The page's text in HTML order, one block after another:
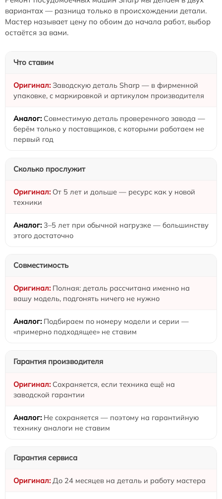
вариантах — разница только в происхождении детали.
Мастер называет цену по обоим до начала работ, выбор
остаётся за вами.
Что ставим
Заводскую деталь Sharp — в фирменной
упаковке, с маркировкой и артикулом производителя
Совместимую деталь проверенного завода —
берём только у поставщиков, с которыми работаем не
первый год
Сколько прослужит
От 5 лет и дольше — ресурс как у новой
техники
3–5 лет при обычной нагрузке — большинству
этого достаточно
Совместимость
Полная: деталь рассчитана именно на
вашу модель, подгонять ничего не нужно
Подбираем по номеру модели и серии —
«примерно подходящее» не ставим
Гарантия производителя
Сохраняется, если техника ещё на
заводской гарантии
Не сохраняется — поэтому на гарантийную
технику аналоги не ставим
Гарантия сервиса
До 24 месяцев на деталь и работу мастера